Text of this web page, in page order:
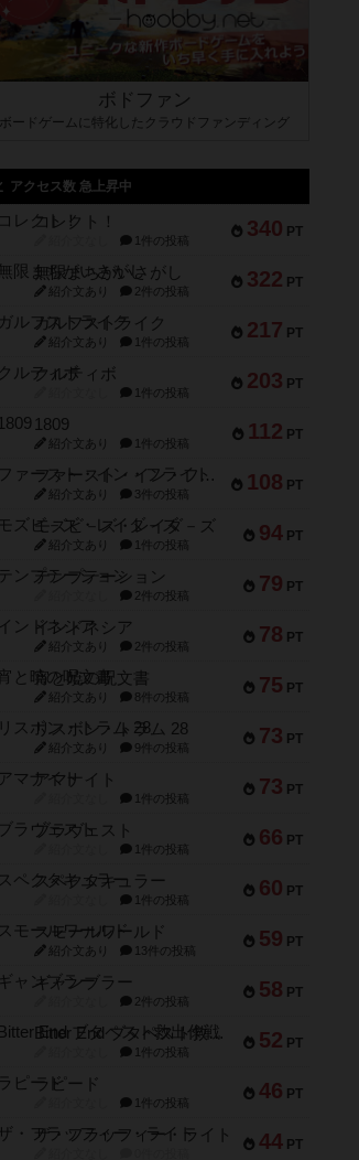
ボドファン
ボードゲームに特化したクラウドファンディング
アクセス数 急上昇中
340 PT
コレクト！
1件の投稿
322 PT
無限まちがいさがし
紹介文あり 2件の投稿
217 PT
ガルフストライク
紹介文あり 1件の投稿
203 PT
クルティボ
1件の投稿
112 PT
1809
紹介文あり 1件の投稿
108 PT
ファースト・イン・フライト
紹介文あり 3件の投稿
94 PT
モズビ－ズ・レイダ－ズ
紹介文あり 1件の投稿
79 PT
テンプテーション
2件の投稿
78 PT
インドネシア
紹介文あり 2件の投稿
75 PT
宵と暁の呪文書
紹介文あり 8件の投稿
73 PT
リスボン・トラム 28
紹介文あり 9件の投稿
73 PT
アマナイト
1件の投稿
66 PT
ブラヴェスト
1件の投稿
60 PT
スペクタキュラー
1件の投稿
59 PT
スモールワールド
紹介文あり 13件の投稿
58 PT
ギャンブラー
2件の投稿
52 PT
Bitter End ブタペスト救出作戦
1件の投稿
46 PT
ラピード
1件の投稿
44 PT
ザ・フラッフィー・ライト